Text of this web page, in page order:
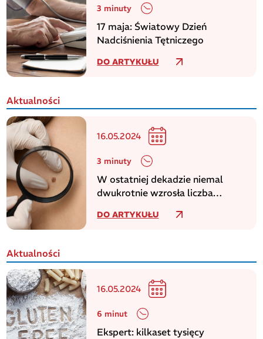
3 minuty
17 maja: Światowy Dzień
Nadciśnienia Tętniczego
DO ARTYKUŁU
Aktualności
16.05.2024
3 minuty
W ostatniej dekadzie niemal
dwukrotnie wzrosła liczba
DO ARTYKUŁU
Aktualności
16.05.2024
6 minut
Ekspert: kilkaset tysięcy